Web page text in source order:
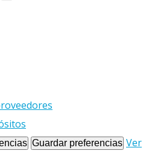
Guardar preferencias Ver